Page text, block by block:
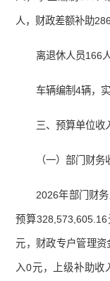
人，财政差额补助
离退休人员166
车辆编制4辆，
三、预算单位收
（一）部门财务
2026年部门财
预算
元，财政专户管理
入0元，上级补助收